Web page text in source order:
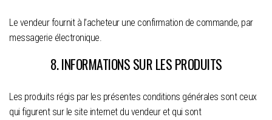
Le vendeur fournit à l’acheteur une confirmation de commande, par
messagerie électronique.
8. INFORMATIONS SUR LES PRODUITS
Les produits régis par les présentes conditions générales sont ceux
qui figurent sur le site internet du vendeur et qui sont